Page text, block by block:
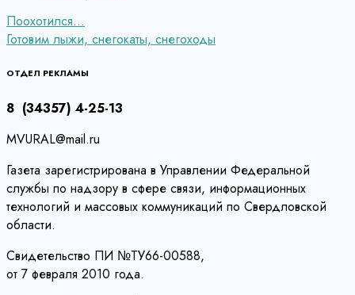
Навигация
по
записям
Поохотился…
Готовим лыжи, снегокаты, снегоходы
ОТДЕЛ РЕКЛАМЫ
8 (34357) 4-25-13
MVURAL@mail.ru
Газета зарегистрирована в Управлении Федеральной
службы по надзору в сфере связи, информационных
технологий и массовых коммуникаций по Свердловской
области.
Свидетельство ПИ №ТУ66-00588,
от 7 февраля 2010 года.